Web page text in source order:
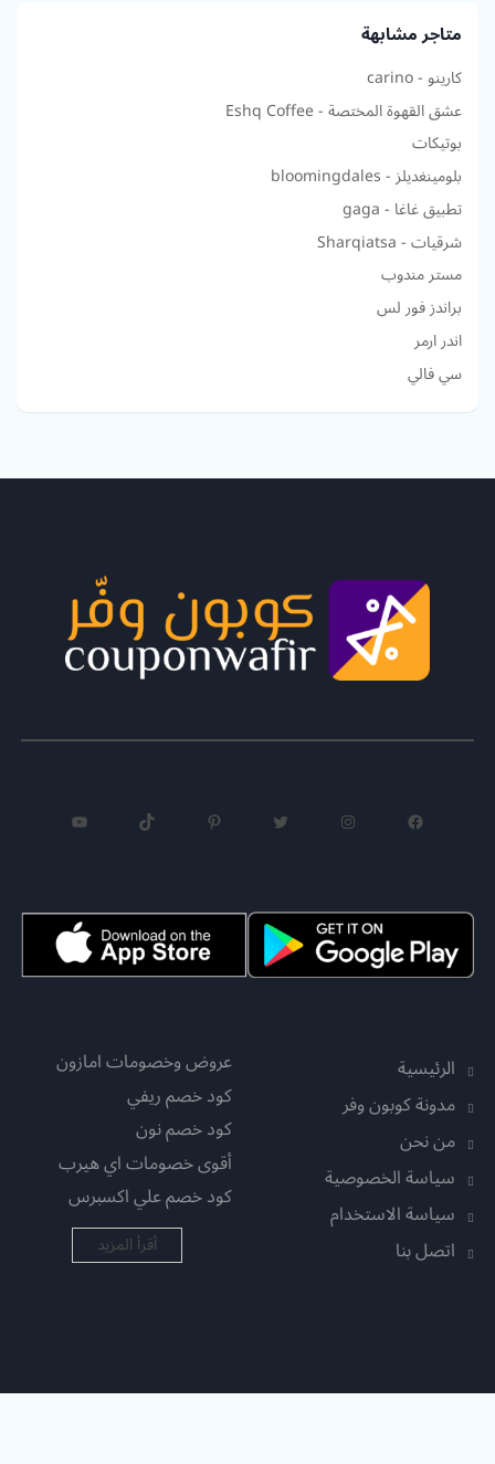
متاجر مشابهة
كارينو - carino
عشق القهوة المختصة - Eshq Coffee
بوتيكات
بلومينغديلز - bloomingdales
تطبيق غاغا - gaga
شرقيات - Sharqiatsa
مستر مندوب
براندز فور لس
اندر ارمر
سي فالي
فيسبوك إنستجرام تويتر بينتريست تيك توك يوتيوب
الرئيسية
مدونة كوبون وفر
من نحن
سياسة الخصوصية
سياسة الاستخدام
اتصل بنا
عروض وخصومات امازون
كود خصم ريفي
كود خصم نون
أقوى خصومات اي هيرب
كود خصم علي اكسبرس
أقرأ المزيد